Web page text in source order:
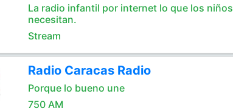
La radio infantil por internet lo que los niños
necesitan.
Stream
Radio Caracas Radio
Porque lo bueno une
750 AM